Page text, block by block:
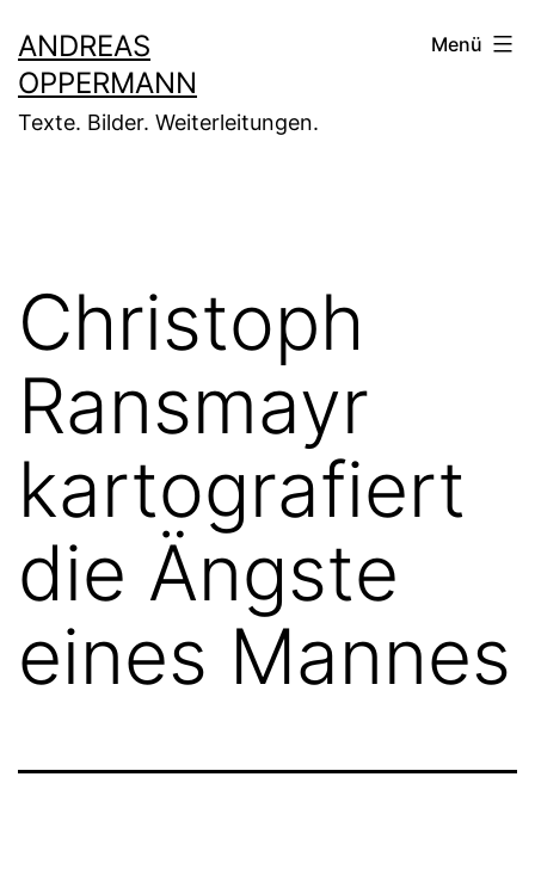
Inhalt
springen
ANDREAS
OPPERMANN
Texte. Bilder. Weiterleitungen.
Menü
Christoph
Ransmayr
kartografiert
die Ängste
eines Mannes